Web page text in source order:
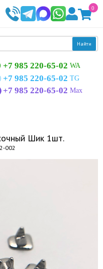
0
Найти
+7 985 220-65-02 WA
+7 985 220-65-02 TG
+7 985 220-65-02 Max
Шик 1шт.
002